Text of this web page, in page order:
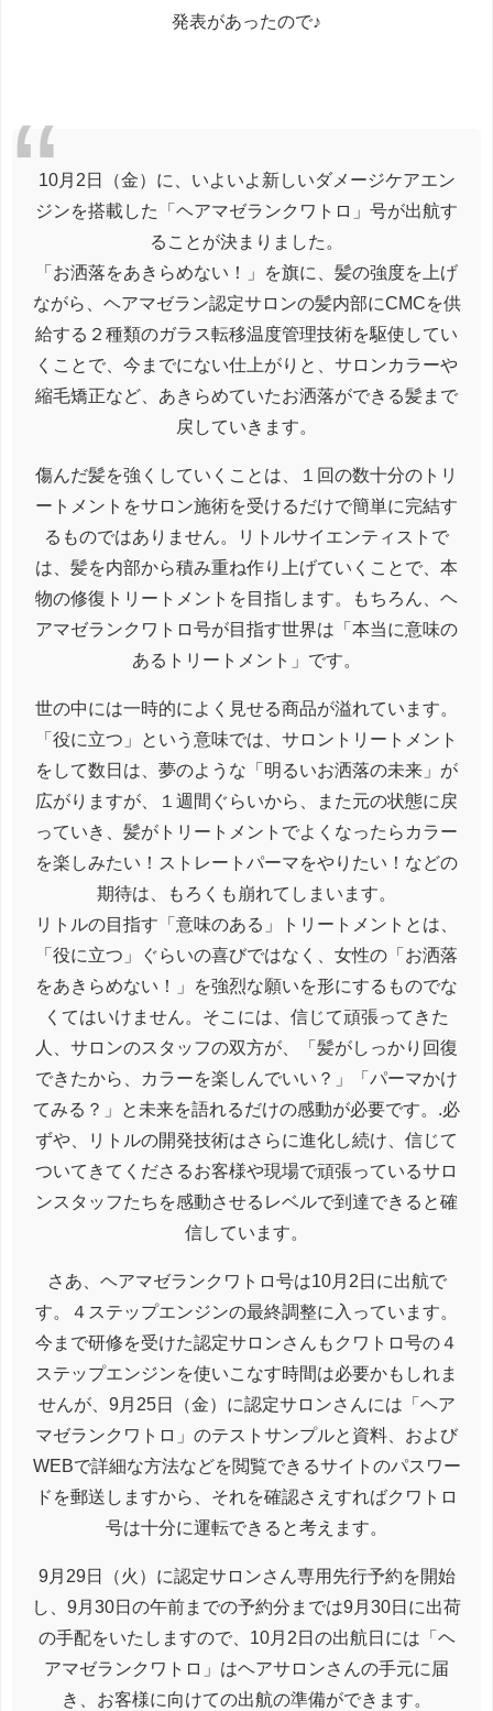
発表があったので♪
10月2日（金）に、いよいよ新しいダメージケアエン
ジンを搭載した「ヘアマゼランクワトロ」号が出航す
ることが決まりました。
「お洒落をあきらめない！」を旗に、髪の強度を上げ
ながら、ヘアマゼラン認定サロンの髪内部にCMCを供
給する２種類のガラス転移温度管理技術を駆使してい
くことで、今までにない仕上がりと、サロンカラーや
縮毛矯正など、あきらめていたお洒落ができる髪まで
戻していきます。
傷んだ髪を強くしていくことは、１回の数十分のトリ
ートメントをサロン施術を受けるだけで簡単に完結す
るものではありません。リトルサイエンティストで
は、髪を内部から積み重ね作り上げていくことで、本
物の修復トリートメントを目指します。もちろん、ヘ
アマゼランクワトロ号が目指す世界は「本当に意味の
あるトリートメント」です。
世の中には一時的によく見せる商品が溢れています。
「役に立つ」という意味では、サロントリートメント
をして数日は、夢のような「明るいお洒落の未来」が
広がりますが、１週間ぐらいから、また元の状態に戻
っていき、髪がトリートメントでよくなったらカラー
を楽しみたい！ストレートパーマをやりたい！などの
期待は、もろくも崩れてしまいます。
リトルの目指す「意味のある」トリートメントとは、
「役に立つ」ぐらいの喜びではなく、女性の「お洒落
をあきらめない！」を強烈な願いを形にするものでな
くてはいけません。そこには、信じて頑張ってきた
人、サロンのスタッフの双方が、「髪がしっかり回復
できたから、カラーを楽しんでいい？」「パーマかけ
てみる？」と未来を語れるだけの感動が必要です。.必
ずや、リトルの開発技術はさらに進化し続け、信じて
ついてきてくださるお客様や現場で頑張っているサロ
ンスタッフたちを感動させるレベルで到達できると確
信しています。
さあ、ヘアマゼランクワトロ号は10月2日に出航で
す。４ステップエンジンの最終調整に入っています。
今まで研修を受けた認定サロンさんもクワトロ号の４
ステップエンジンを使いこなす時間は必要かもしれま
せんが、9月25日（金）に認定サロンさんには「ヘア
マゼランクワトロ」のテストサンプルと資料、および
WEBで詳細な方法などを閲覧できるサイトのパスワー
ドを郵送しますから、それを確認さえすればクワトロ
号は十分に運転できると考えます。
9月29日（火）に認定サロンさん専用先行予約を開始
し、9月30日の午前までの予約分までは9月30日に出荷
の手配をいたしますので、10月2日の出航日には「ヘ
アマゼランクワトロ」はヘアサロンさんの手元に届
き、お客様に向けての出航の準備ができます。